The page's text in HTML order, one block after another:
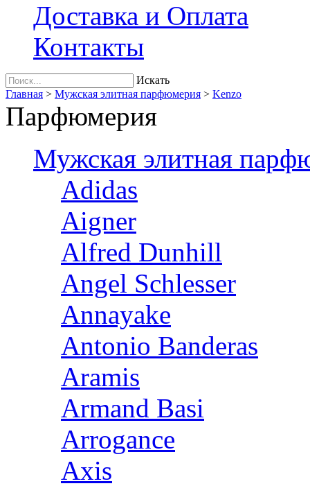
Доставка и Оплата
Контакты
Искать
Главная > Мужская элитная парфюмерия > Kenzo
Парфюмерия
Мужская элитная
Adidas
Aigner
Alfred Dunhill
Angel Schlesser
Annayake
Antonio Banderas
Aramis
Armand Basi
Arrogance
Axis